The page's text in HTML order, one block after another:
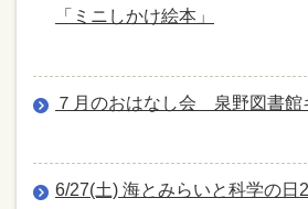
「ミニしかけ絵本」
７月のおはなし会 泉野図書館
6/27(土) 海とみらいと科学の日